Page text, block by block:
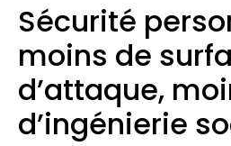
Sécurité
moins de
d’attaque,
d’ingénierie